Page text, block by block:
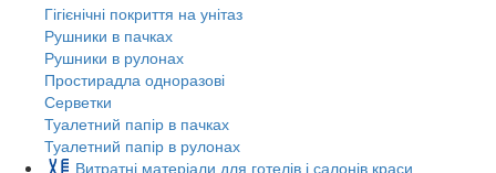
Гігієнічні покриття на унітаз
Рушники в пачках
Рушники в рулонах
Простирадла одноразові
Серветки
Туалетний папір в пачках
Туалетний папір в рулонах
Витратні матеріали для готелів і салонів краси